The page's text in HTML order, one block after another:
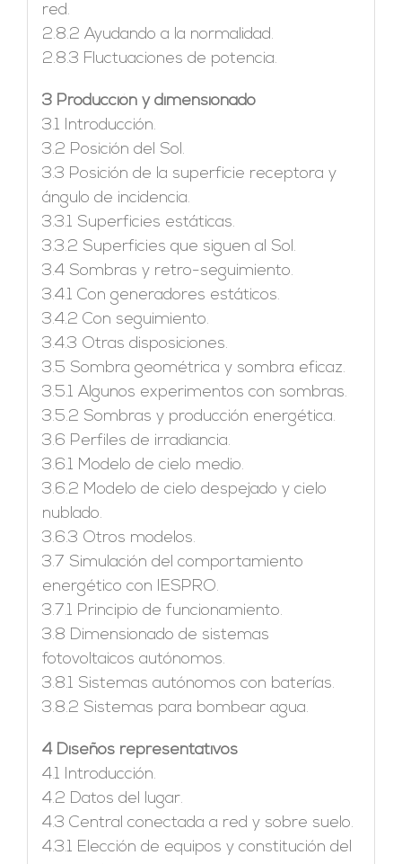
red.
2.8.2 Ayudando a la normalidad.
2.8.3 Fluctuaciones de potencia.
3 Producción y dimensionado
3.1 Introducción.
3.2 Posición del Sol.
3.3 Posición de la superficie receptora y
ángulo de incidencia.
3.3.1 Superficies estáticas.
3.3.2 Superficies que siguen al Sol.
3.4 Sombras y retro-seguimiento.
3.4.1 Con generadores estáticos.
3.4.2 Con seguimiento.
3.4.3 Otras disposiciones.
3.5 Sombra geométrica y sombra eficaz.
3.5.1 Algunos experimentos con sombras.
3.5.2 Sombras y producción energética.
3.6 Perfiles de irradiancia.
3.6.1 Modelo de cielo medio.
3.6.2 Modelo de cielo despejado y cielo
nublado.
3.6.3 Otros modelos.
3.7 Simulación del comportamiento
energético con IESPRO.
3.7.1 Principio de funcionamiento.
3.8 Dimensionado de sistemas
fotovoltaicos autónomos.
3.8.1 Sistemas autónomos con baterías.
3.8.2 Sistemas para bombear agua.
4 Diseños representativos
4.1 Introducción.
4.2 Datos del lugar.
4.3 Central conectada a red y sobre suelo.
4.3.1 Elección de equipos y constitución del